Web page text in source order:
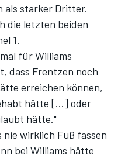
als starker Dritter.
die letzten beiden
1.
für Williams
dass Frentzen noch
erreichen können,
hätte [...] oder
hätte."
nie wirklich Fuß fassen
bei Williams hätte